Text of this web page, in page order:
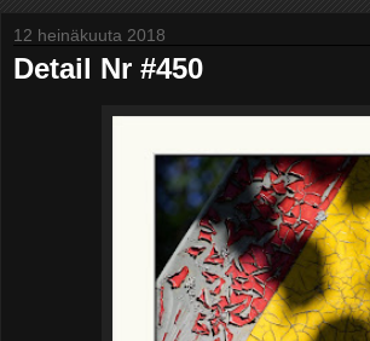
12 heinäkuuta 2018
Detail Nr #450